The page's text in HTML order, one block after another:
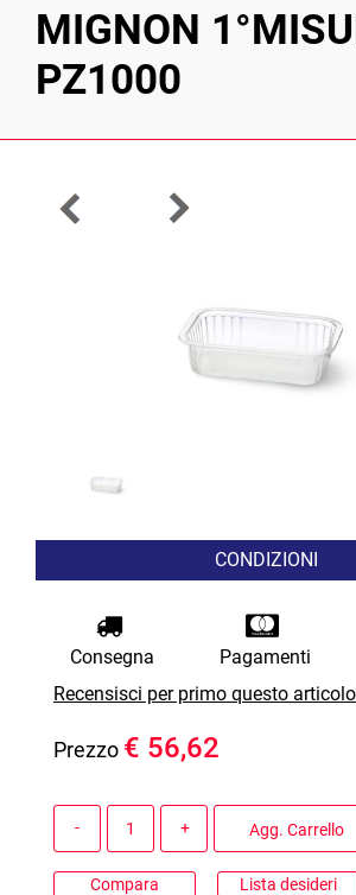
MIGNON
PZ1000
CONDIZIONI
Consegna Pagamenti
Recensisci per primo questo articolo
Prezzo € 56,62
Agg. Carrello
Compara Lista desideri